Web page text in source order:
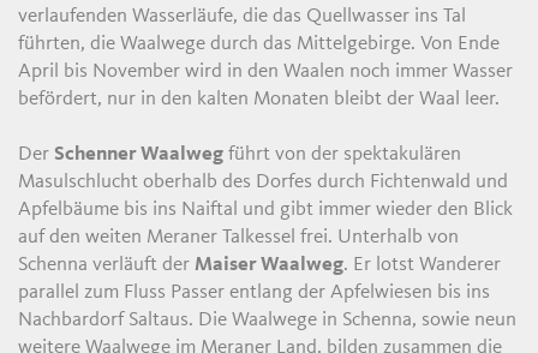
verlaufenden Wasserläufe, die das Quellwasser ins Tal
führten, die Waalwege durch das Mittelgebirge. Von Ende
April bis November wird in den Waalen noch immer Wasser
befördert, nur in den kalten Monaten bleibt der Waal leer.
DerSchenner Waalweg führt von der spektakulären
Masulschlucht oberhalb des Dorfes durch Fichtenwald und
Apfelbäume bis ins Naiftal und gibt immer wieder den Blick
auf den weiten Meraner Talkessel frei. Unterhalb von
Schenna verläuft derMaiser Waalweg. Er lotst Wanderer
parallel zum Fluss Passer entlang der Apfelwiesen bis ins
Nachbardorf Saltaus. Die Waalwege in Schenna, sowie neun
weitere Waalwege im Meraner Land, bilden zusammen die